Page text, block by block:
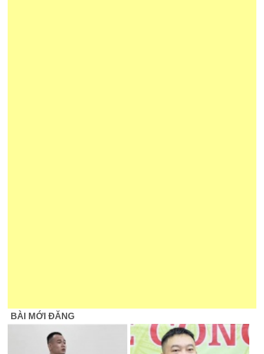
BÀI MỚI ĐĂNG